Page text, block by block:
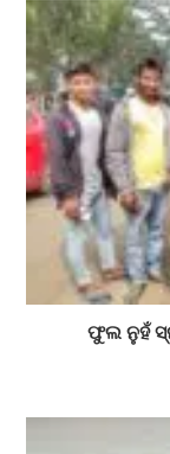
ଫୁଲ ନୁହଁ